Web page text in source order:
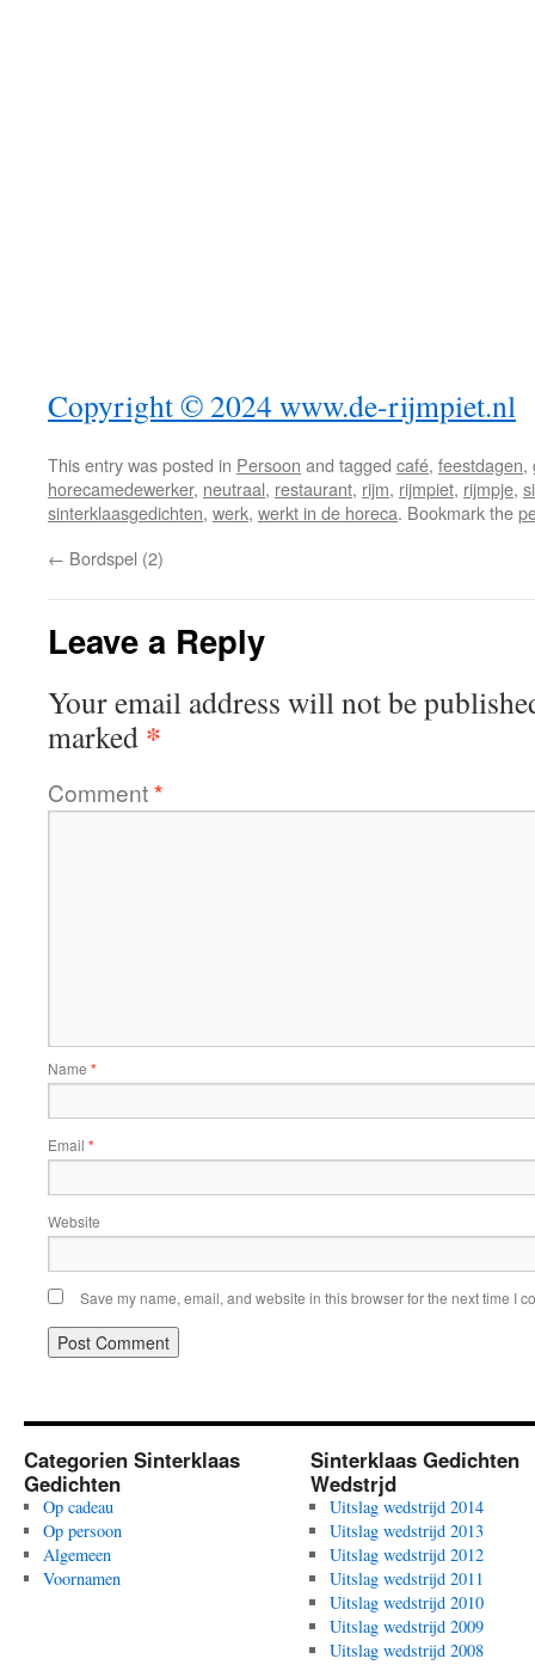
Copyright © 2024 www.de-rijmpiet.nl
This entry was posted in Persoon and tagged café, feestdagen,
horecamedewerker, neutraal, restaurant, rijm, rijmpiet, rijmpje,
sinterklaasgedichten, werk, werkt in de horeca. Bookmark the
← Bordspel (2)
Leave a Reply
Your email address will not be
marked *
Comment*
Name *
Email *
Website
Save my name, email, and website in this browser for the next time I
Categorien Sinterklaas
Gedichten
Op cadeau
Op persoon
Algemeen
Voornamen
Sinterklaas Gedichten
Wedstrjd
Uitslag wedstrijd 2014
Uitslag wedstrijd 2013
Uitslag wedstrijd 2012
Uitslag wedstrijd 2011
Uitslag wedstrijd 2010
Uitslag wedstrijd 2009
Uitslag wedstrijd 2008